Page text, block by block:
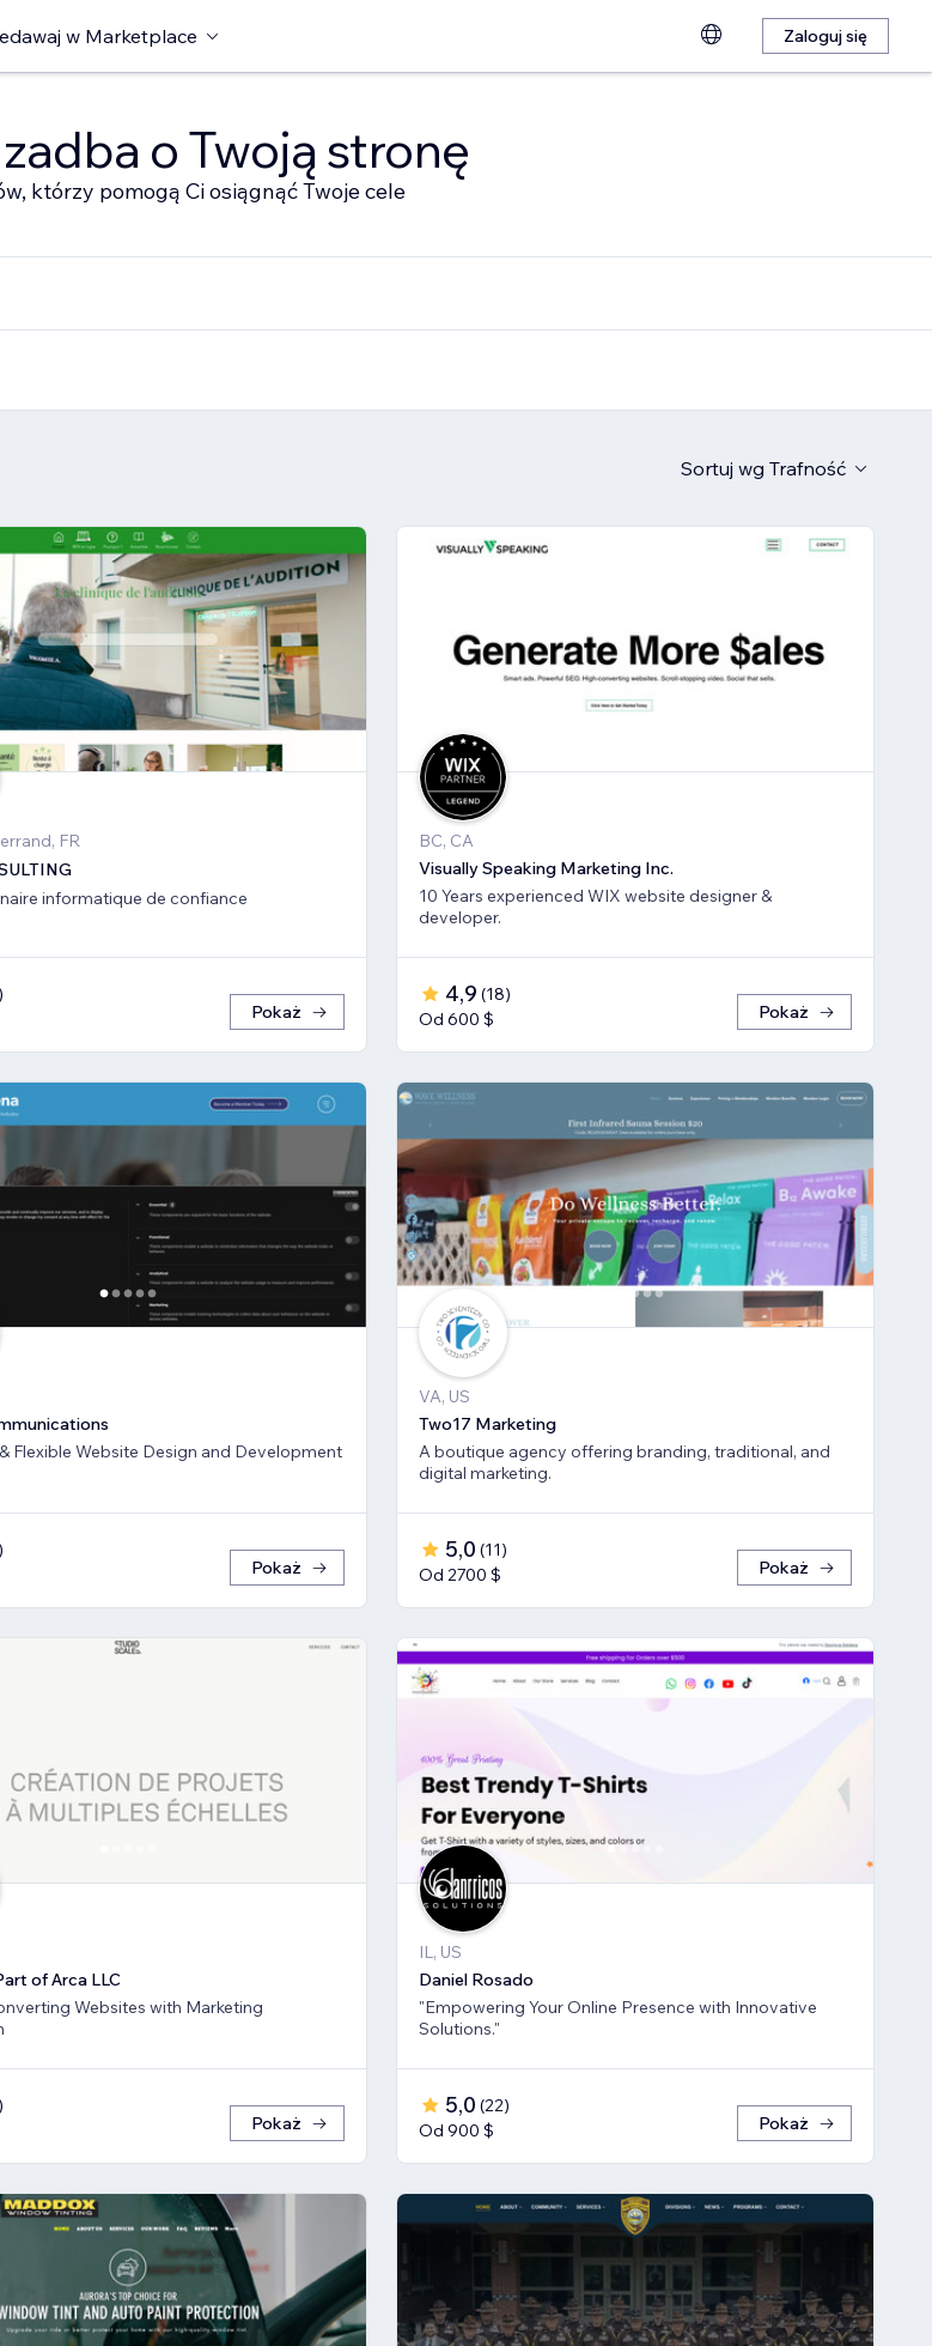
w Marketplace Zaloguj się
o Twoją stronę
którzy pomogą Ci osiągnąć Twoje cele
Sortuj wg Trafność
FR
informatique de confiance
)
Pokaż
BC, CA
Visually Speaking Marketing Inc.
10 Years experienced WIX website designer &
developer.
4,9 (18)
Od 600 $
Pokaż
Flexible Website Design and Development
)
Pokaż
VA, US
Two17 Marketing
A boutique agency offering branding, traditional, and
digital marketing.
5,0 (11)
Od 2700 $
Pokaż
of Arca LLC
Websites with Marketing
)
Pokaż
IL, US
Daniel Rosado
"Empowering Your Online Presence with Innovative
Solutions."
5,0 (22)
Od 900 $
Pokaż